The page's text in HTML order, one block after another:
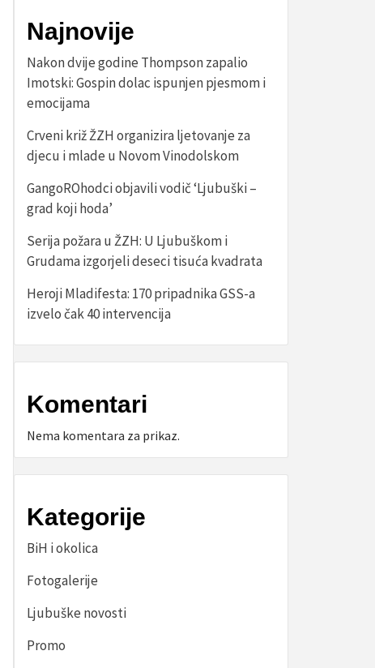
Najnovije
Nakon dvije godine Thompson zapalio
Imotski: Gospin dolac ispunjen pjesmom i
emocijama
Crveni križ ŽZH organizira ljetovanje za
djecu i mlade u Novom Vinodolskom
GangoROhodci objavili vodič ‘Ljubuški –
grad koji hoda’
Serija požara u ŽZH: U Ljubuškom i
Grudama izgorjeli deseci tisuća kvadrata
Heroji Mladifesta: 170 pripadnika GSS-a
izvelo čak 40 intervencija
Komentari
Nema komentara za prikaz.
Kategorije
BiH i okolica
Fotogalerije
Ljubuške novosti
Promo